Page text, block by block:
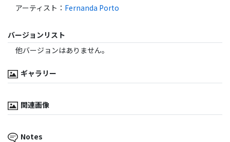
アーティスト ： Fernanda Porto
バージョンリスト
他バージョンはありません。
ギャラリー
関連画像
Notes